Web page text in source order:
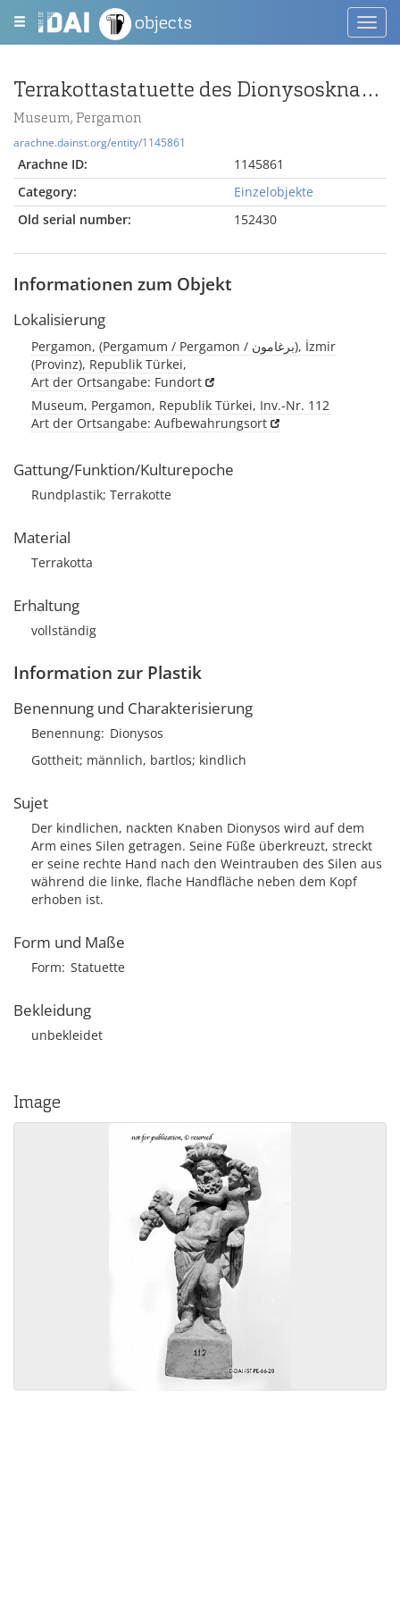
objects
Terrakottastatuette des Dionysosknaben
Museum, Pergamon
arachne.dainst.org/entity/1145861
Arachne ID:
1145861
Category:
Einzelobjekte
Old serial number:
152430
Informationen zum Objekt
Lokalisierung
Pergamon, (Pergamum / Pergamon / برغامون), İzmir
(Provinz), Republik Türkei,
Art der Ortsangabe: Fundort
Museum, Pergamon, Republik Türkei, Inv.-Nr. 112
Art der Ortsangabe: Aufbewahrungsort
Gattung/Funktion/Kulturepoche
Rundplastik; Terrakotte
Material
Terrakotta
Erhaltung
vollständig
Information zur Plastik
Benennung und Charakterisierung
Benennung Dionysos
Gottheit; männlich, bartlos; kindlich
Sujet
Der kindlichen, nackten Knaben Dionysos wird auf dem
Arm eines Silen getragen. Seine Füße überkreuzt, streckt
er seine rechte Hand nach den Weintrauben des Silen aus
während die linke, flache Handfläche neben dem Kopf
erhoben ist.
Form und Maße
Form Statuette
Bekleidung
unbekleidet
Image